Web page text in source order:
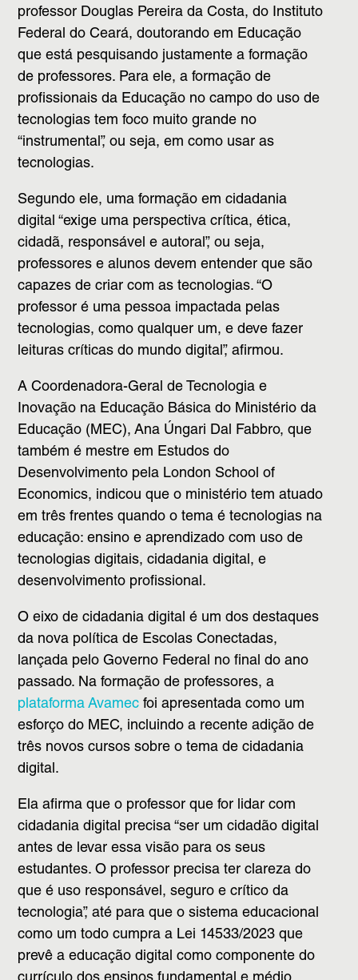
professor Douglas Pereira da Costa, do Instituto
Federal do Ceará, doutorando em Educação
que está pesquisando justamente a formação
de professores. Para ele, a formação de
profissionais da Educação no campo do uso de
tecnologias tem foco muito grande no
“instrumental”, ou seja, em como usar as
tecnologias.
Segundo ele, uma formação em cidadania
digital “exige uma perspectiva crítica, ética,
cidadã, responsável e autoral”, ou seja,
professores e alunos devem entender que são
capazes de criar com as tecnologias. “O
professor é uma pessoa impactada pelas
tecnologias, como qualquer um, e deve fazer
leituras críticas do mundo digital”, afirmou.
A Coordenadora-Geral de Tecnologia e
Inovação na Educação Básica do Ministério da
Educação (MEC), Ana Úngari Dal Fabbro, que
também é mestre em Estudos do
Desenvolvimento pela London School of
Economics, indicou que o ministério tem atuado
em três frentes quando o tema é tecnologias na
educação: ensino e aprendizado com uso de
tecnologias digitais, cidadania digital, e
desenvolvimento profissional.
O eixo de cidadania digital é um dos destaques
da nova política de Escolas Conectadas,
lançada pelo Governo Federal no final do ano
passado. Na formação de professores, a
plataforma Avamecfoi apresentada como um
esforço do MEC, incluindo a recente adição de
três novos cursos sobre o tema de cidadania
digital.
Ela afirma que o professor que for lidar com
cidadania digital precisa “ser um cidadão digital
antes de levar essa visão para os seus
estudantes. O professor precisa ter clareza do
que é uso responsável, seguro e crítico da
tecnologia”, até para que o sistema educacional
como um todo cumpra a Lei 14533/2023 que
prevê a educação digital como componente do